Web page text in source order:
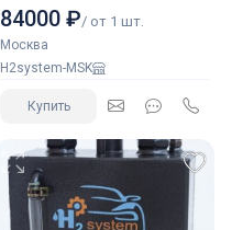
84000 ₽/ от 1 шт.
Москва
H2system-MSK
Купить